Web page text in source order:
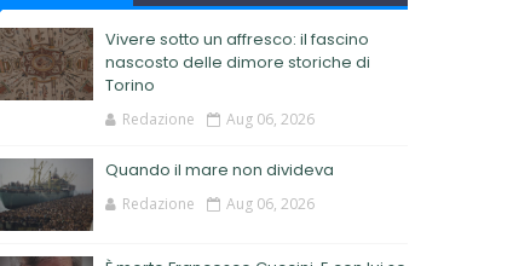
Vivere sotto un affresco: il fascino
nascosto delle dimore storiche di
Torino
Redazione Aug 06, 2026
Quando il mare non divideva
Redazione Aug 06, 2026